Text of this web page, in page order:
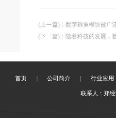
(上一篇) ： 数字称重模块被广
(下一篇) ： 随着科技的发展，
首页 | 公司简介 | 行业应用
联系人：郑